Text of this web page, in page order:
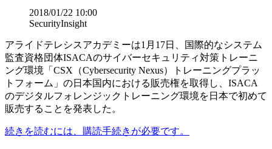
2018/01/22 10:00
SecurityInsight
アライドテレシスアカデミーは1月17日、国際的なシステム
監査資格団体ISACAのサイバーセキュリティ対策トレーニ
ング環境「CSX（Cybersecurity Nexus）トレーニングプラッ
トフォーム」の日本国内における販売権を取得し、ISACA
のデジタルフォレンジックトレーニング環境を日本で初めて
販売することを発表した。
続きを読むには、購読手続きが必要です。